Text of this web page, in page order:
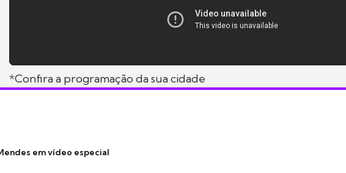
*Confira a programação da sua cidade
em vídeo especial